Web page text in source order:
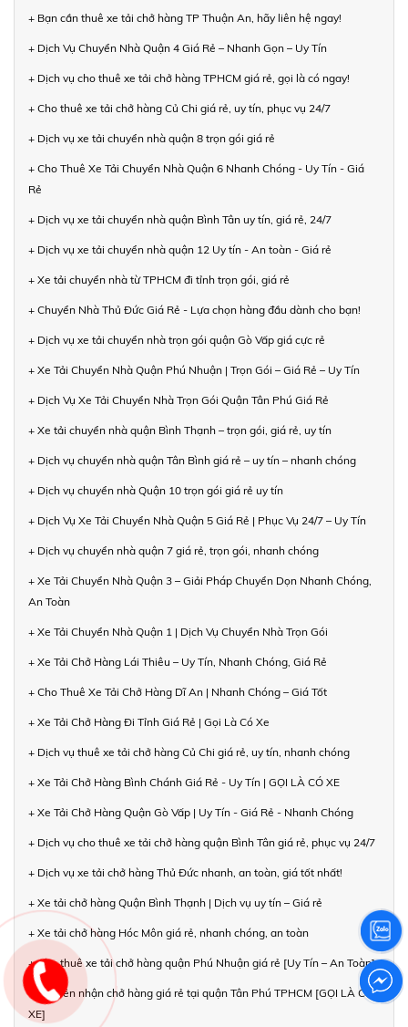
+ Bạn cần thuê xe tải chở hàng TP Thuận An, hãy liên hệ ngay!
+ Dịch Vụ Chuyển Nhà Quận 4 Giá Rẻ – Nhanh Gọn – Uy Tín
+ Dịch vụ cho thuê xe tải chở hàng TPHCM giá rẻ, gọi là có ngay!
+ Cho thuê xe tải chở hàng Củ Chi giá rẻ, uy tín, phục vụ 24/7
+ Dịch vụ xe tải chuyển nhà quận 8 trọn gói giá rẻ
+ Cho Thuê Xe Tải Chuyển Nhà Quận 6 Nhanh Chóng - Uy Tín - Giá
Rẻ
+ Dịch vụ xe tải chuyển nhà quận Bình Tân uy tín, giá rẻ, 24/7
+ Dịch vụ xe tải chuyển nhà quận 12 Uy tín - An toàn - Giá rẻ
+ Xe tải chuyển nhà từ TPHCM đi tỉnh trọn gói, giá rẻ
+ Chuyển Nhà Thủ Đức Giá Rẻ - Lựa chọn hàng đầu dành cho bạn!
+ Dịch vụ xe tải chuyển nhà trọn gói quận Gò Vấp giá cực rẻ
+ Xe Tải Chuyển Nhà Quận Phú Nhuận | Trọn Gói – Giá Rẻ – Uy Tín
+ Dịch Vụ Xe Tải Chuyển Nhà Trọn Gói Quận Tân Phú Giá Rẻ
+ Xe tải chuyển nhà quận Bình Thạnh – trọn gói, giá rẻ, uy tín
+ Dịch vụ chuyển nhà quận Tân Bình giá rẻ – uy tín – nhanh chóng
+ Dịch vụ chuyển nhà Quận 10 trọn gói giá rẻ uy tín
+ Dịch Vụ Xe Tải Chuyển Nhà Quận 5 Giá Rẻ | Phục Vụ 24/7 – Uy Tín
+ Dịch vụ chuyển nhà quận 7 giá rẻ, trọn gói, nhanh chóng
+ Xe Tải Chuyển Nhà Quận 3 – Giải Pháp Chuyển Dọn Nhanh Chóng,
An Toàn
+ Xe Tải Chuyển Nhà Quận 1 | Dịch Vụ Chuyển Nhà Trọn Gói
+ Xe Tải Chở Hàng Lái Thiêu – Uy Tín, Nhanh Chóng, Giá Rẻ
+ Cho Thuê Xe Tải Chở Hàng Dĩ An | Nhanh Chóng – Giá Tốt
+ Xe Tải Chở Hàng Đi Tỉnh Giá Rẻ | Gọi Là Có Xe
+ Dịch vụ thuê xe tải chở hàng Củ Chi giá rẻ, uy tín, nhanh chóng
+ Xe Tải Chở Hàng Bình Chánh Giá Rẻ - Uy Tín | GỌI LÀ CÓ XE
+ Xe Tải Chở Hàng Quận Gò Vấp | Uy Tín - Giá Rẻ - Nhanh Chóng
+ Dịch vụ cho thuê xe tải chở hàng quận Bình Tân giá rẻ, phục vụ 24/7
+ Dịch vụ xe tải chở hàng Thủ Đức nhanh, an toàn, giá tốt nhất!
+ Xe tải chở hàng Quận Bình Thạnh | Dịch vụ uy tín – Giá rẻ
+ Xe tải chở hàng Hóc Môn giá rẻ, nhanh chóng, an toàn
+ Cho thuê xe tải chở hàng quận Phú Nhuận giá rẻ [Uy Tín – An Toàn]
+ Chuyên nhận chở hàng giá rẻ tại quận Tân Phú TPHCM [GỌI LÀ CÓ
XE]